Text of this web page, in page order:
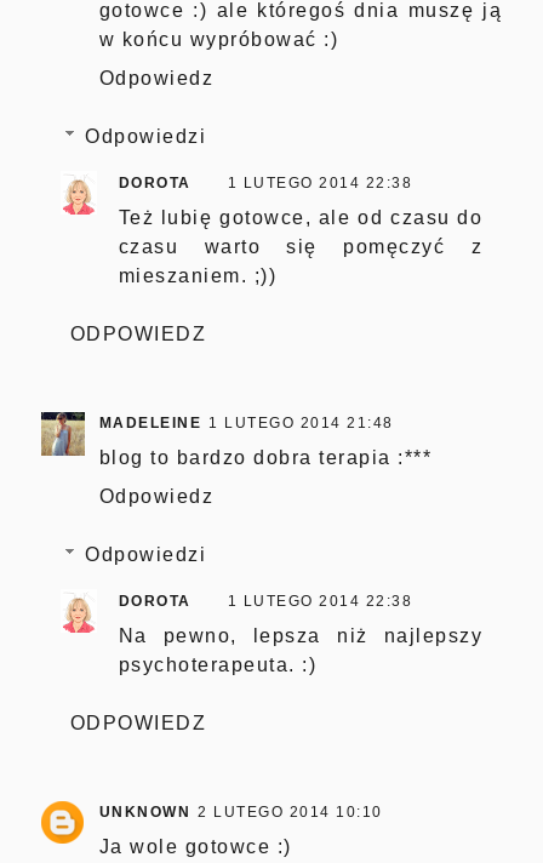
gotowce :) ale któregoś dnia muszę ją
w końcu wypróbować :)
Odpowiedz
Odpowiedzi
DOROTA 1 LUTEGO 2014 22:38
Też lubię gotowce, ale od czasu do
czasu warto się pomęczyć z
mieszaniem. ;))
ODPOWIEDZ
MADELEINE 1 LUTEGO 2014 21:48
blog to bardzo dobra terapia :***
Odpowiedz
Odpowiedzi
DOROTA 1 LUTEGO 2014 22:38
Na pewno, lepsza niż najlepszy
psychoterapeuta. :)
ODPOWIEDZ
UNKNOWN 2 LUTEGO 2014 10:10
Ja wole gotowce :)